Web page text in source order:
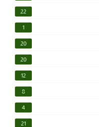
22
1
20
20
12
8
4
21